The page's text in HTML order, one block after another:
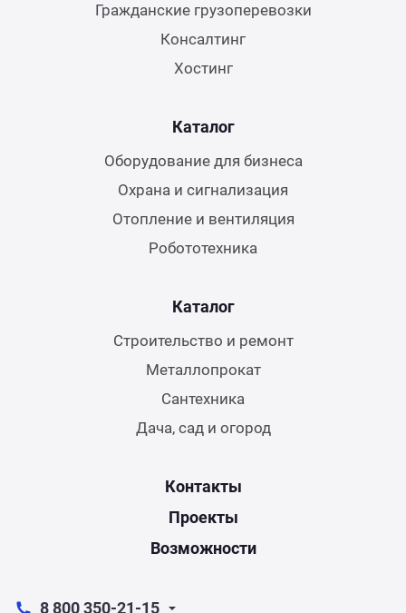
Гражданские грузоперевозки
Консалтинг
Хостинг
Каталог
Оборудование для бизнеса
Охрана и сигнализация
Отопление и вентиляция
Робототехника
Каталог
Строительство и ремонт
Металлопрокат
Сантехника
Дача, сад и огород
Контакты
Проекты
Возможности
8 800 350-21-15